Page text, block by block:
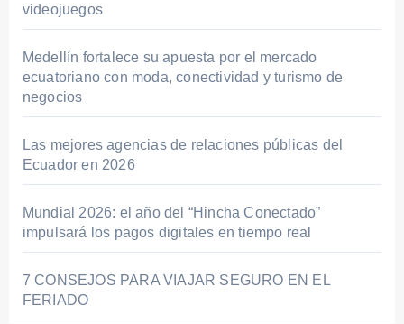
videojuegos
Medellín fortalece su apuesta por el mercado
ecuatoriano con moda, conectividad y turismo de
negocios
Las mejores agencias de relaciones públicas del
Ecuador en 2026
Mundial 2026: el año del “Hincha Conectado”
impulsará los pagos digitales en tiempo real
7 CONSEJOS PARA VIAJAR SEGURO EN EL
FERIADO